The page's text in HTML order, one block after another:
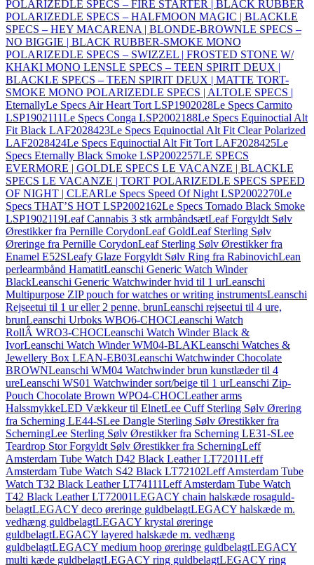
POLARIZEDLE SPECS – FIRE STARTER | BLACK RUBBER
POLARIZEDLE SPECS – HALFMOON MAGIC | BLACKLE
SPECS – HEY MACARENA | BLONDE-BROWNLE SPECS –
NO BIGGIE | BLACK RUBBER-SMOKE MONO
POLARIZEDLE SPECS – SWIZZEL | FROSTED STONE W/
KHAKI MONO LENSLE SPECS – TEEN SPIRIT DEUX |
BLACKLE SPECS – TEEN SPIRIT DEUX | MATTE TORT-
SMOKE MONO POLARIZEDLE SPECS | ALTOLE SPECS |
EternallyLe Specs Air Heart Tort LSP1902028Le Specs Carmito
LSP1902111Le Specs Conga LSP2002188Le Specs Equinoctial Alt
Fit Black LAF2028423Le Specs Equinoctial Alt Fit Clear Polarized
LAF2028424Le Specs Equinoctial Alt Fit Tort LAF2028425Le
Specs Eternally Black Smoke LSP2002257LE SPECS
EVERMORE | GOLDLE SPECS LE VACANZE | BLACKLE
SPECS LE VACANZE | TORT POLARIZEDLE SPECS SPEED
OF NIGHT | CLEARLe Specs Speed Of Night LSP2002270Le
Specs THAT’S HOT LSP2002162Le Specs Tornado Black Smoke
LSP1902119Leaf Cannabis 3 stk armbåndsætLeaf Forgyldt Sølv
Ørestikker fra Pernille CorydonLeaf GoldLeaf Sterling Sølv
Øreringe fra Pernille CorydonLeaf Sterling Sølv Ørestikker fra
Enamel E52SLeafy Glaze Forgyldt Sølv Ring fra RabinovichLean
perlearmbånd HamatitLeanschi Generic Watch Winder
BlackLeanschi Generic Watchwinder hvid til 1 urLeanschi
Multipurpose ZIP pouch for watches or writing instrumentsLeanschi
Rejseetui til 1 ur eller 2 penne, brunLeanschi rejseetui til 4 ure,
brunLeanschi Urboks WBO6-CHOCLeanschi Watch
RollÂ WRO3-CHOCLeanschi Watch Winder Black &
IvorLeanschi Watch Winder WM04-BLAKLeanschi Watches &
Jewellery Box LEAN-EB03Leanschi Watchwinder Chocolate
BROWNLeanschi WM04 Watchwinder brun kunstlæder til 4
ureLeanschi WS01 Watchwinder sort/beige til 1 urLeanschi Zip-
Pouch Chocolate Brown WPO4-CHOCLeather arms
HalssmykkeLED Vækkeur til ElnetLee Cuff Sterling Sølv Ørering
fra Scherning LE44-SLee Dangle Sterling Sølv Ørestikker fra
ScherningLee Sterling Sølv Ørestikker fra Scherning LE31-SLee
Teardrop Stor Forgyldt Sølv Ørestikker fra ScherningLeff
Amsterdam Tube Watch D42 Black Leather LT72011Leff
Amsterdam Tube Watch S42 Black LT72102Leff Amsterdam Tube
Watch T32 Black Leather LT74111Leff Amsterdam Tube Watch
T42 Black Leather LT72001LEGACY chain halskæde rosaguld-
belagtLEGACY deco øreringe guldbelagtLEGACY halskæde m.
vedhæng guldbelagtLEGACY krystal øreringe
guldbelagtLEGACY layered halskæde m. vedhæng
guldbelagtLEGACY medium hoop øreringe guldbelagtLEGACY
multi kæde guldbelagtLEGACY ring guldbelagtLEGACY ring